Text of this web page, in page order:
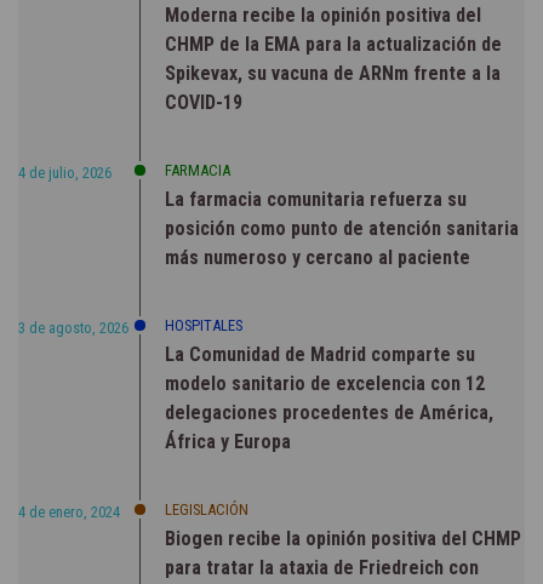
Moderna recibe la opinión positiva del
CHMP de la EMA para la actualización de
Spikevax, su vacuna de ARNm frente a la
COVID-19
4 de julio, 2026 FARMACIA
La farmacia comunitaria refuerza su
posición como punto de atención sanitaria
más numeroso y cercano al paciente
3 de agosto, 2026 HOSPITALES
La Comunidad de Madrid comparte su
modelo sanitario de excelencia con 12
delegaciones procedentes de América,
África y Europa
4 de enero, 2024 LEGISLACIÓN
Biogen recibe la opinión positiva del CHMP
para tratar la ataxia de Friedreich con